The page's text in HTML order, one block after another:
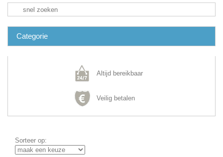
Categorie
Altijd bereikbaar
Veilig betalen
Sorteer op: